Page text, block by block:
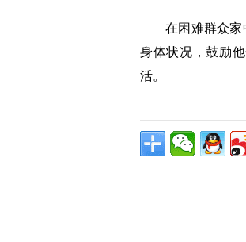
在困难群众家
身体状况，鼓励
活。